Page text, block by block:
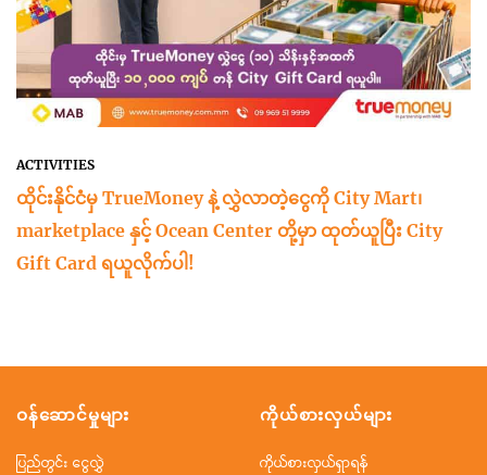
ACTIVITIES
ထိုင်းနိုင်ငံမှ TrueMoney နဲ့ လွှဲလာတဲ့ငွေကို City Mart၊
marketplace နှင့် Ocean Center တို့မှာ ထုတ်ယူပြီး City
Gift Card ရယူလိုက်ပါ!
ဝန်ဆောင်မှုများ
ပြည်တွင်း ငွေလွှဲ
ကိုယ်စားလှယ်များ
ကိုယ်စားလှယ်ရှာရန်